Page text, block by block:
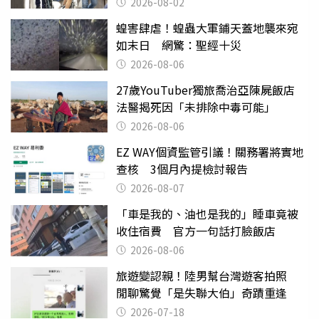
蝗害肆虐！蝗蟲大軍鋪天蓋地襲來宛
如末日 網驚：聖經十災
2026-08-06
27歲YouTuber獨旅喬治亞陳屍飯店
法醫揭死因「未排除中毒可能」
2026-08-06
EZ WAY個資監管引議！關務署將實地
查核 3個月內提檢討報告
2026-08-07
「車是我的、油也是我的」睡車竟被
收住宿費 官方一句話打臉飯店
2026-08-06
旅遊變認親！陸男幫台灣遊客拍照
閒聊驚覺「是失聯大伯」奇蹟重逢
2026-07-18